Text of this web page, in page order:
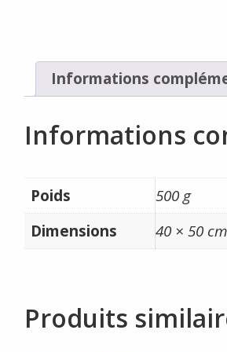
Informations
Informations
Poids
500 g
Dimensions
40 × 50 cm
Produits